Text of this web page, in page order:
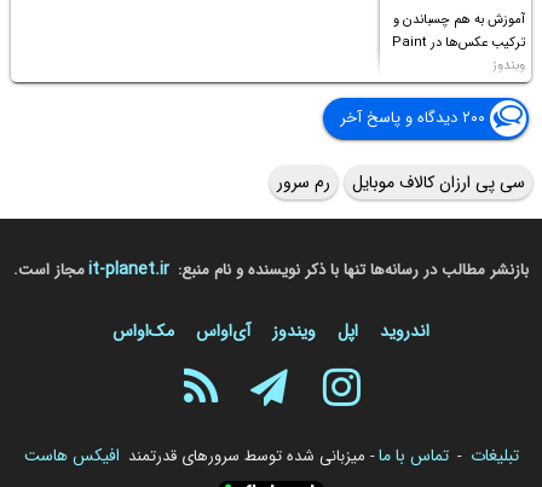
آموزش به هم چسباندن و
ترکیب عکس‌ها در Paint
ویندوز
۲۰۰ دیدگاه و پاسخ آخر
سی پی ارزان کالاف موبایل رم سرور
بازنشر مطالب در رسانه‌ها تنها با ذکر نویسنده و نام منبع: it-planet.irمجاز است.
اندروید اپل ویندوز آی‌او‌اس مک‌او‌اس
تبلیغات - تماس با ما- میزبانی شده توسط سرورهای قدرتمند افیکس هاست